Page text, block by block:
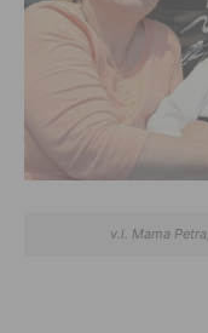
v.l. Mama